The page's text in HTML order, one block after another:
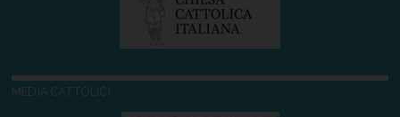
MEDIA CATTOLICI